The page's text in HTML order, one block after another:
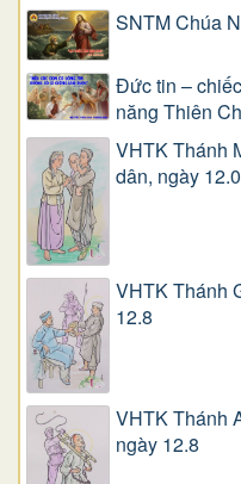
SNTM Chúa
Đức tin –
năng Thiên
VHTK Thánh
dân, ngày
VHTK Thánh
12.8
VHTK Thánh
ngày 12.8